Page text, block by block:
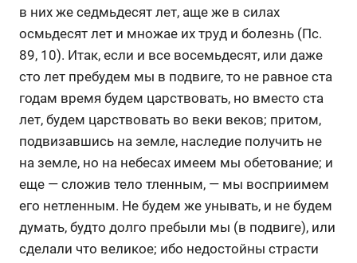
в них же седмьдесят лет, аще же в силах
осмьдесят лет и множае их труд и болезнь (Пс.
89, 10). Итак, если и все восемьдесят, или даже
сто лет пребудем мы в подвиге, то не равное ста
годам время будем царствовать, но вместо ста
лет, будем царствовать во веки веков; притом,
подвизавшись на земле, наследие получить не
на земле, но на небесах имеем мы обетование; и
еще — сложив тело тленным, — мы восприимем
его нетленным. Не будем же унывать, и не будем
думать, будто долго пребыли мы (в подвиге), или
сделали что великое; ибо недостойны страсти